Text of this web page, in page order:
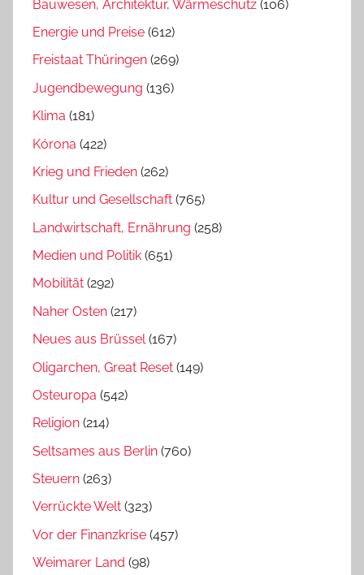
Bauwesen, Architektur, Wärmeschutz (106)
Energie und Preise (612)
Freistaat Thüringen (269)
Jugendbewegung (136)
Klima (181)
Kórona (422)
Krieg und Frieden (262)
Kultur und Gesellschaft (765)
Landwirtschaft, Ernährung (258)
Medien und Politik (651)
Mobilität (292)
Naher Osten (217)
Neues aus Brüssel(167)
Oligarchen, Great Reset (149)
Osteuropa (542)
Religion (214)
Seltsames aus Berlin (760)
Steuern (263)
Verrückte Welt (323)
Vor der Finanzkrise (457)
Weimarer Land (98)